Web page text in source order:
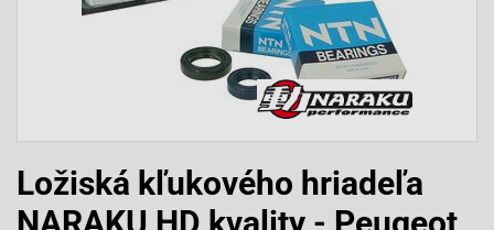
Ložiská kľukového hriadeľa